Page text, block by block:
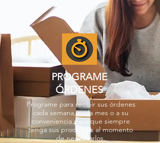
PROGRAME
ÓRDENES
Programe para recibir sus órdenes
cada semana, cada mes o a su
conveniencia para que siempre
tenga sus productos al momento
de necesitarlos.